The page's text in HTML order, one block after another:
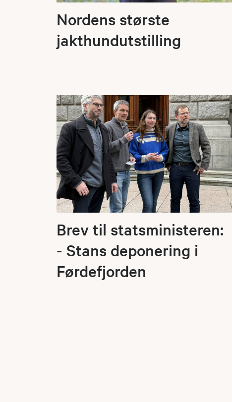
Nordens største
jakthundutstilling
Brev til statsministeren:
- Stans deponering i
Førdefjorden